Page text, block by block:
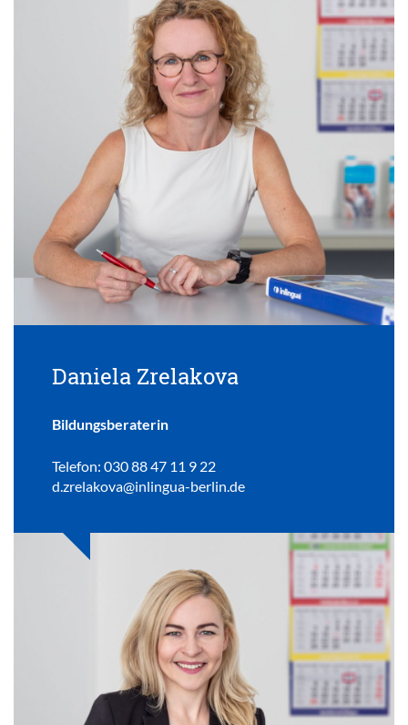
Daniela Zrelakova
Bildungsberaterin
Telefon: 030 88 47 11 9 22
d.zrelakova@inlingua-berlin.de